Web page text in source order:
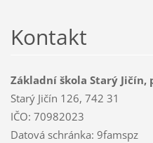
Kontakt
Základní škola Starý Jičín,
Starý Jičín 126, 742 31
IČO: 70982023
Datová schránka: 9famspz